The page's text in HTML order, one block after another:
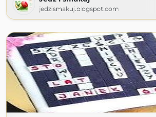
jedzismakuj.blogspot.com